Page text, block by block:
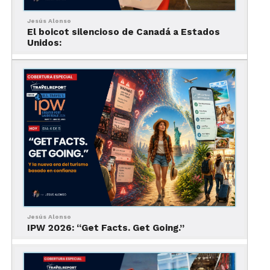
una maravilla!
COLORIDO
ciudades y provincias, y sus calles en donde las
Jesús Alonso
El boicot silencioso de Canadá a Estados
Unidos:
Jesús Alonso
IPW 2026: “Get Facts. Get Going.”